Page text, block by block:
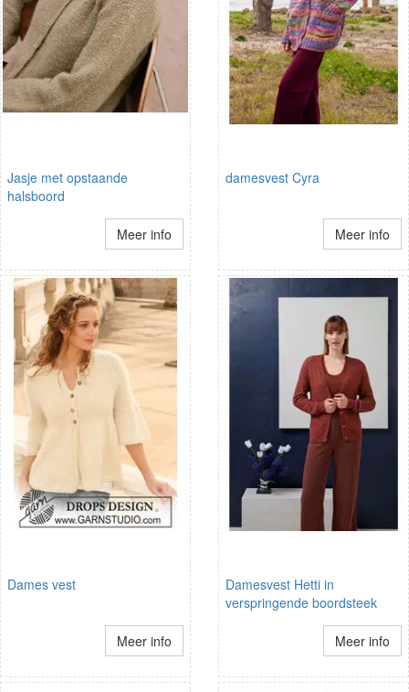
Jasje met opstaande
halsboord
Meer info
damesvest Cyra
Meer info
Dames vest
Meer info
Damesvest Hetti in
verspringende boordsteek
Meer info